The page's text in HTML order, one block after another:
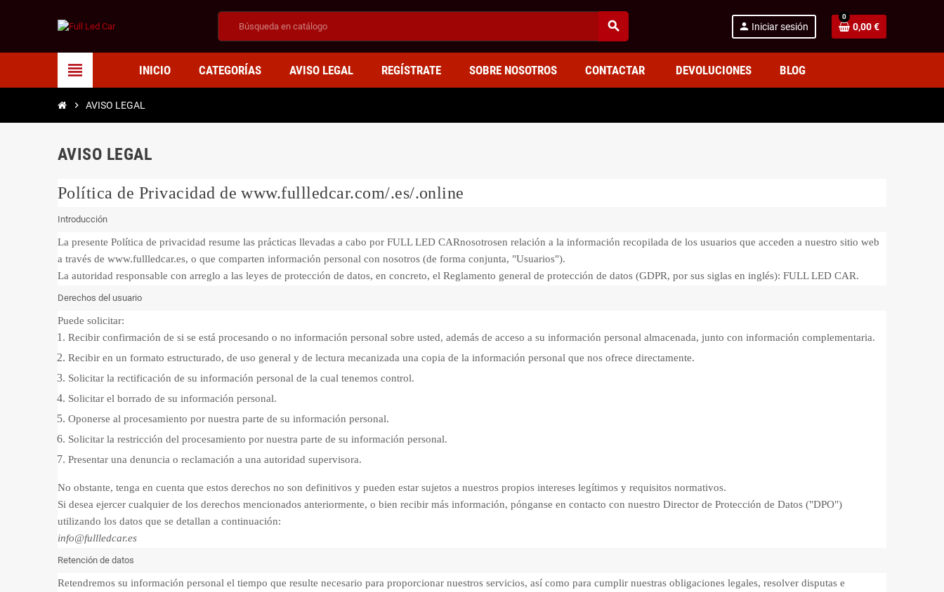
search person Iniciar sesión
0
0,00 €
view_headline INICIO CATEGORÍAS AVISO LEGAL REGÍSTRATE SOBRE NOSOTROS CONTACTAR DEVOLUCIONES BLOG
chevron_right AVISO LEGAL
AVISO LEGAL
Política de Privacidad de www.fullledcar.com/.es/.online
Introducción
La presente Política de privacidad resume las prácticas llevadas a cabo por FULL LED CARnosotrosen relación a la información recopilada de los usuarios que acceden a nuestro sitio web
a través de www.fullledcar.es, o que comparten información personal con nosotros (de forma conjunta, "Usuarios").
La autoridad responsable con arreglo a las leyes de protección de datos, en concreto, el Reglamento general de protección de datos (GDPR, por sus siglas en inglés): FULL LED CAR.
Derechos del usuario
Puede solicitar:
Recibir confirmación de si se está procesando o no información personal sobre usted, además de acceso a su información personal almacenada, junto con información complementaria.
Recibir en un formato estructurado, de uso general y de lectura mecanizada una copia de la información personal que nos ofrece directamente.
Solicitar la rectificación de su información personal de la cual tenemos control.
Solicitar el borrado de su información personal.
Oponerse al procesamiento por nuestra parte de su información personal.
Solicitar la restricción del procesamiento por nuestra parte de su información personal.
Presentar una denuncia o reclamación a una autoridad supervisora.
No obstante, tenga en cuenta que estos derechos no son definitivos y pueden estar sujetos a nuestros propios intereses legítimos y requisitos normativos.
Si desea ejercer cualquier de los derechos mencionados anteriormente, o bien recibir más información, pónganse en contacto con nuestro Director de Protección de Datos ("DPO")
utilizando los datos que se detallan a continuación:
info@fullledcar.es
Retención de datos
Retendremos su información personal el tiempo que resulte necesario para proporcionar nuestros servicios, así como para cumplir nuestras obligaciones legales, resolver disputas e